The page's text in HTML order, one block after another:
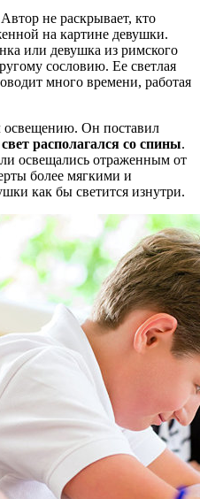
не раскрывает, кто
на картине девушки.
или девушка из римского
сословию. Ее светлая
много времени, работая
освещению. Он поставил
свет располагался со спины.
освещались отраженным от
более мягкими и
как бы светится изнутри.